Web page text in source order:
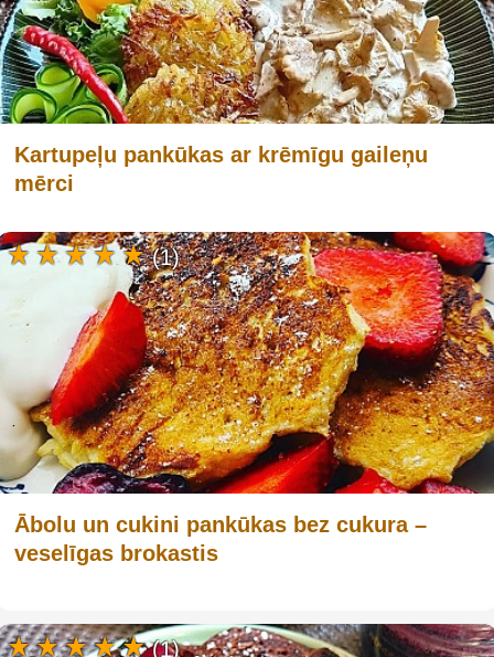
Kartupeļu pankūkas ar krēmīgu gaileņu
mērci
Ābolu un cukini pankūkas bez cukura –
veselīgas brokastis
(1)
(1)